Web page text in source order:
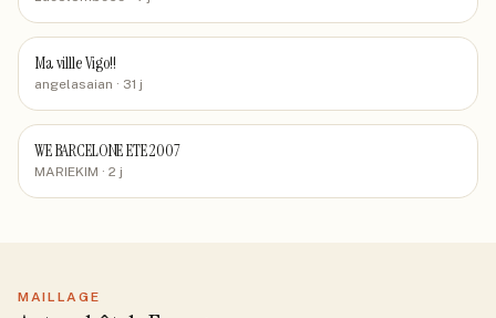
Ma villle Vigo!!
angelasaian · 31 j
WE BARCELONE ETE 2007
MARIEKIM · 2 j
MAILLAGE